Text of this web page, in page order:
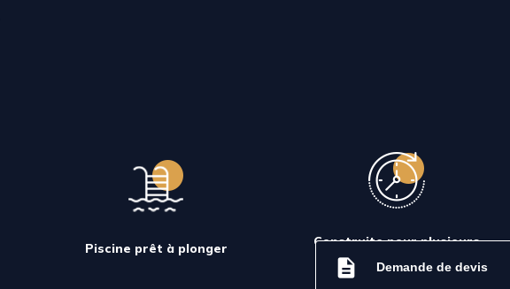
description Demande de devis
Piscine prêt à plonger
Construite pour plusieurs